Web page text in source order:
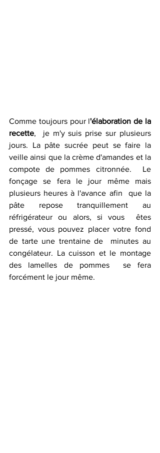
Comme toujours pour l'élaboration de la
recette,  je m'y suis prise sur plusieurs
jours. La pâte sucrée peut se faire la
veille ainsi que la crème d'amandes et la
compote de pommes citronnée.  Le
fonçage se fera le jour même mais
plusieurs heures à l'avance afin  que la
pâte repose tranquillement au
réfrigérateur ou alors, si vous  êtes
pressé, vous pouvez placer votre fond
de tarte une trentaine de  minutes au
congélateur. La cuisson et le montage
des lamelles de pommes  se fera
forcément le jour même.